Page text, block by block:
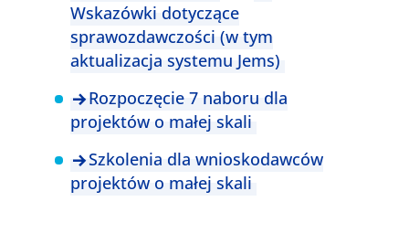
Wskazówki dotyczące
sprawozdawczości (w tym
aktualizacja systemu Jems)
Rozpoczęcie 7 naboru dla
projektów o małej skali
Szkolenia dla wnioskodawców
projektów o małej skali